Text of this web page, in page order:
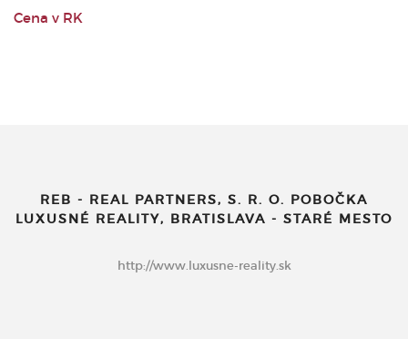
Cena v RK
REB - REAL PARTNERS, S. R. O. POBOČKA
LUXUSNÉ REALITY, BRATISLAVA - STARÉ MESTO
http://www.luxusne-reality.sk